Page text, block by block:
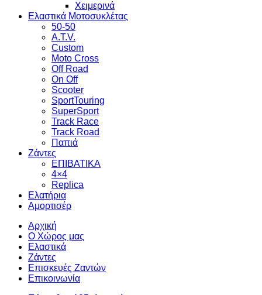
Χειμερινά
Ελαστικά Μοτοσυκλέτας
50-50
A.T.V.
Custom
Moto Cross
Off Road
On Off
Scooter
SportTouring
SuperSport
Track Race
Track Road
Παπιά
Ζάντες
ΕΠΙΒΑΤΙΚΑ
4×4
Replica
Ελατήρια
Αμορτισέρ
Αρχική
Ο Χώρος μας
Ελαστικά
Ζάντες
Επισκευές Ζαντών
Επικοινωνία